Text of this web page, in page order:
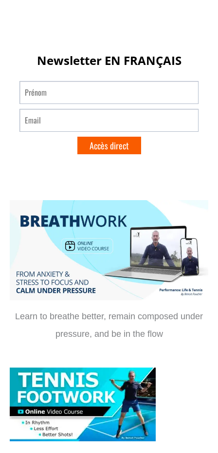
Learn to breathe better, remain composed under
pressure, and be in the flow